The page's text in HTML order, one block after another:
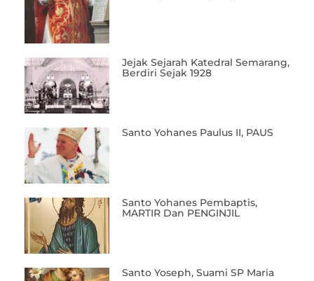
Jejak Sejarah Katedral Semarang,
Berdiri Sejak 1928
Santo Yohanes Paulus II, PAUS
Santo Yohanes Pembaptis,
MARTIR Dan PENGINJIL
Santo Yoseph, Suami SP Maria